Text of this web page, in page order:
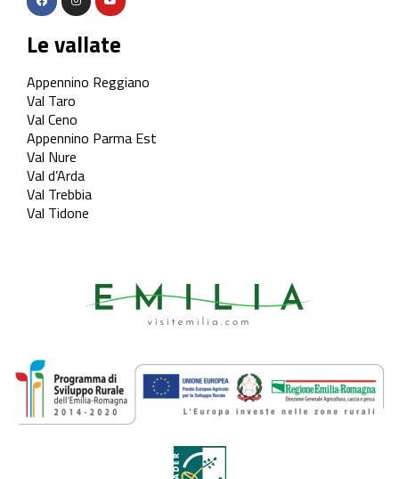
Le vallate
Appennino Reggiano
Val Taro
Val Ceno
Appennino Parma Est
Val Nure
Val d’Arda
Val Trebbia
Val Tidone